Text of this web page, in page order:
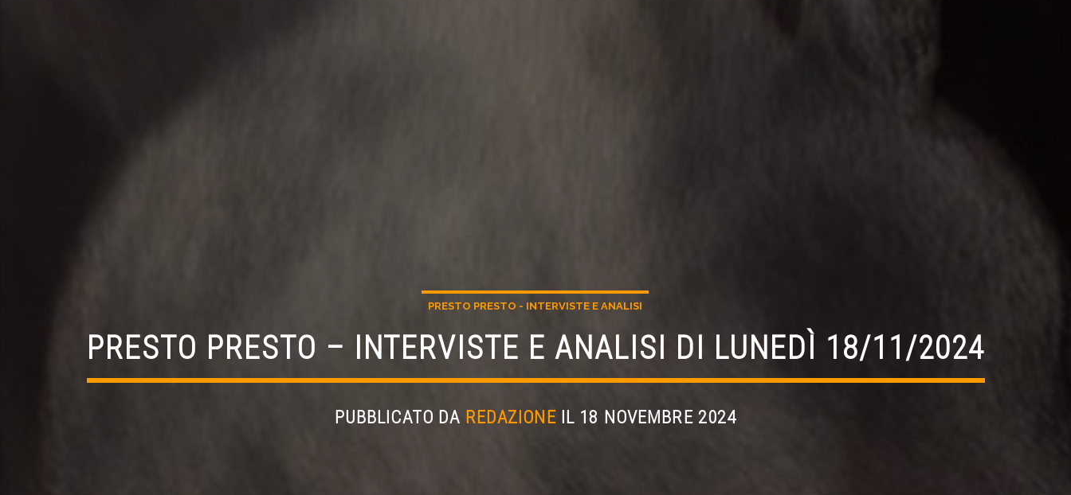
PRESTO PRESTO - INTERVISTE E ANALISI
PRESTO PRESTO – INTERVISTE E ANALISI DI LUNEDÌ 18/11/2024
PUBBLICATO DA REDAZIONE IL 18 NOVEMBRE 2024